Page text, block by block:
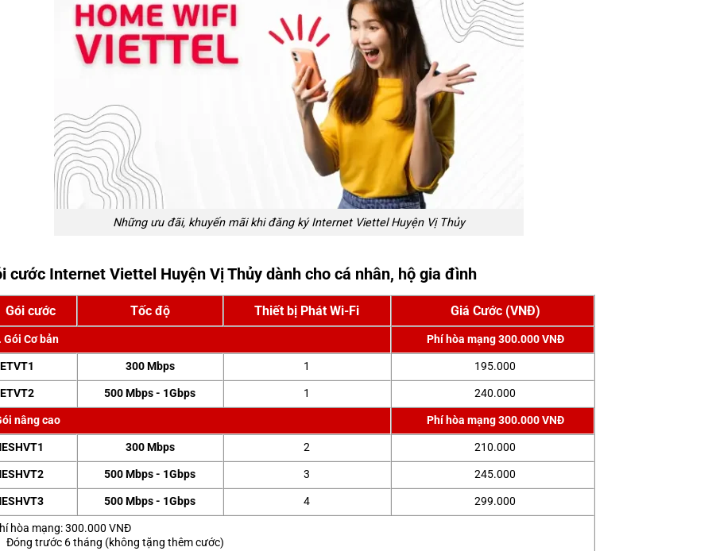
Những ưu đãi, khuyến mãi khi đăng ký Internet Viettel Huyện Vị Thủy
cước Internet Viettel Huyện Vị Thủy dành cho cá nhân, hộ gia đình
Gói cước Tốc độ Thiết bị Phát Wi-Fi Giá Cước (VNĐ)
Gói Cơ bản
Phí hòa mạng 300.000 VNĐ
300 Mbps 1
195.000
500 Mbps - 1Gbps 1
240.000
nâng cao
Phí hòa mạng 300.000 VNĐ
300 Mbps 2
210.000
500 Mbps - 1Gbps 3
245.000
500 Mbps - 1Gbps 4
299.000
hòa mạng: 300.000 VNĐ
Đóng trước 6 tháng (không tặng thêm cước)